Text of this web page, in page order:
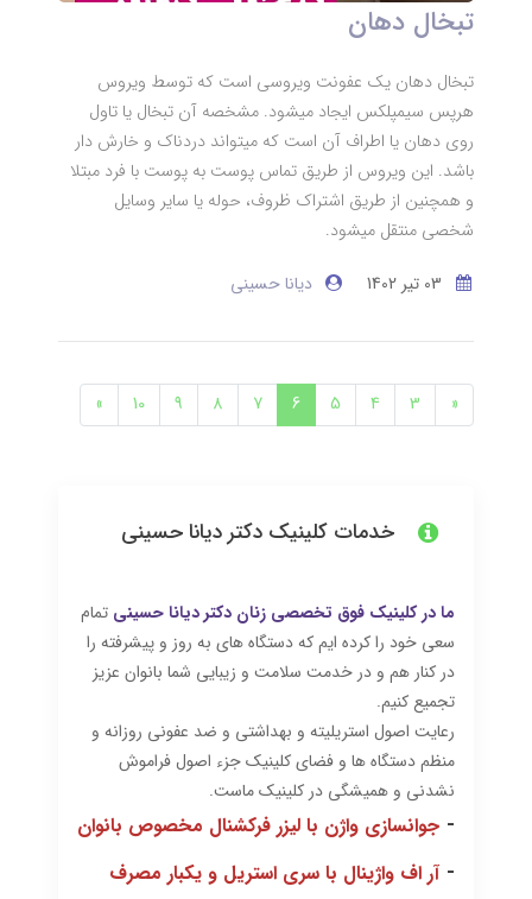
تبخال دهان
تبخال دهان یک عفونت ویروسی است که توسط ویروس
هرپس سیمپلکس ایجاد میشود. مشخصه آن تبخال یا تاول
روی دهان یا اطراف آن است که میتواند دردناک و خارش دار
باشد. این ویروس از طریق تماس پوست به پوست با فرد مبتلا
و همچنین از طریق اشتراک ظروف، حوله یا سایر وسایل
شخصی منتقل میشود.
دیانا حسینی
«
3
4
5
6
7
8
9
10
»
خدمات کلینیک دکتر دیانا حسینی
ما در کلینیک فوق تخصصی زنان دکتر دیانا حسینی تمام
سعی خود را کرده ایم که دستگاه های به روز و پیشرفته را
در کنار هم و در خدمت سلامت و زیبایی شما بانوان عزیز
تجمیع کنیم.
رعایت اصول استریلیته و بهداشتی و ضد عفونی روزانه و
منظم دستگاه ها و فضای کلینیک جزء اصول فراموش
نشدنی و همیشگی در کلینیک ماست.
- جوانسازی واژن با لیزر فرکشنال مخصوص بانوان
-آر اف واژینال با سری استریل و یکبار مصرف